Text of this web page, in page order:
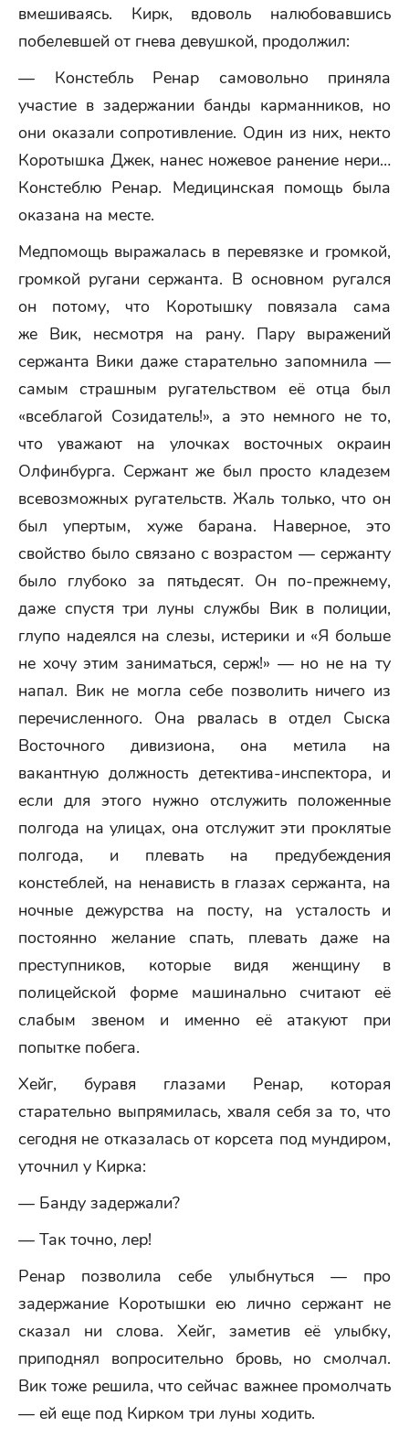
вмешиваясь. Кирк, вдоволь налюбовавшись
побелевшей от гнева девушкой, продолжил:
— Констебль Ренар самовольно приняла
участие в задержании банды карманников, но
они оказали сопротивление. Один из них, некто
Коротышка Джек, нанес ножевое ранение нери…
Констеблю Ренар. Медицинская помощь была
оказана на месте.
Медпомощь выражалась в перевязке и громкой,
громкой ругани сержанта. В основном ругался
он потому, что Коротышку повязала сама
же Вик, несмотря на рану. Пару выражений
сержанта Вики даже старательно запомнила —
самым страшным ругательством её отца был
«всеблагой Созидатель!», а это немного не то,
что уважают на улочках восточных окраин
Олфинбурга. Сержант же был просто кладезем
всевозможных ругательств. Жаль только, что он
был упертым, хуже барана. Наверное, это
свойство было связано с возрастом — сержанту
было глубоко за пятьдесят. Он по-прежнему,
даже спустя три луны службы Вик в полиции,
глупо надеялся на слезы, истерики и «Я больше
не хочу этим заниматься, серж!» — но не на ту
напал. Вик не могла себе позволить ничего из
перечисленного. Она рвалась в отдел Сыска
Восточного дивизиона, она метила на
вакантную должность детектива-инспектора, и
если для этого нужно отслужить положенные
полгода на улицах, она отслужит эти проклятые
полгода, и плевать на предубеждения
констеблей, на ненависть в глазах сержанта, на
ночные дежурства на посту, на усталость и
постоянно желание спать, плевать даже на
преступников, которые видя женщину в
полицейской форме машинально считают её
слабым звеном и именно её атакуют при
попытке побега.
Хейг, буравя глазами Ренар, которая
старательно выпрямилась, хваля себя за то, что
сегодня не отказалась от корсета под мундиром,
уточнил у Кирка:
— Банду задержали?
— Так точно, лер!
Ренар позволила себе улыбнуться — про
задержание Коротышки ею лично сержант не
сказал ни слова. Хейг, заметив её улыбку,
приподнял вопросительно бровь, но смолчал.
Вик тоже решила, что сейчас важнее промолчать
— ей еще под Кирком три луны ходить.